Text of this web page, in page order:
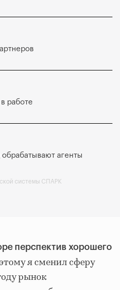
работе
агенты
системы СПАРК
перспектив хорошего
я сменил сферу
рынок